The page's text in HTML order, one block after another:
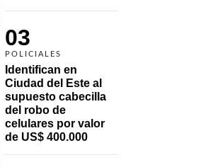
03
POLICIALES
Identifican en
Ciudad del Este al
supuesto cabecilla
del robo de
celulares por valor
de US$ 400.000